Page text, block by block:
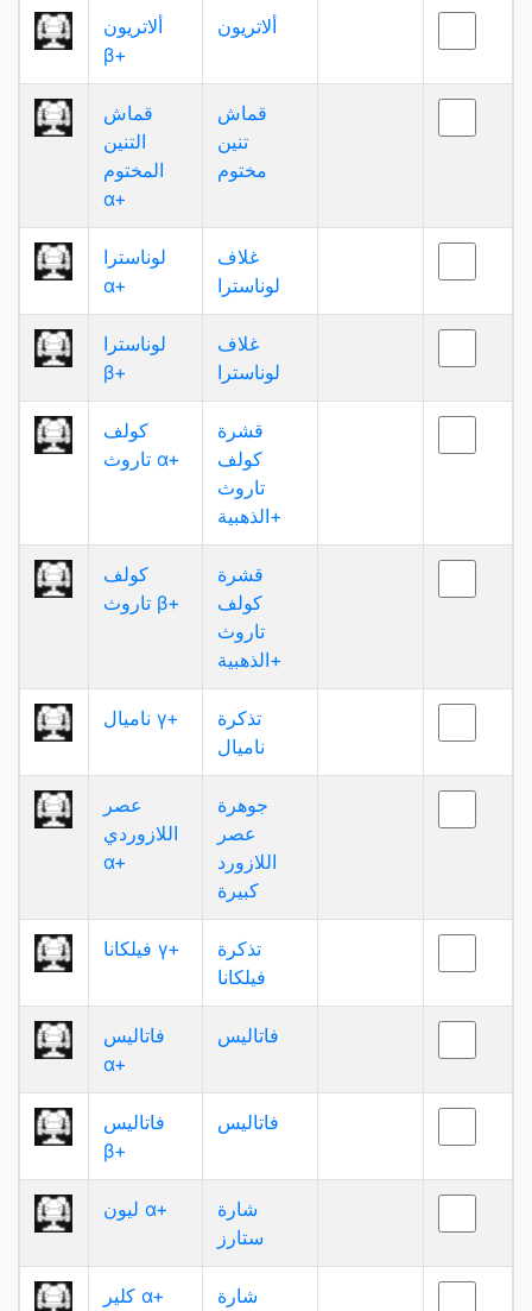
ألاتريون
β+
ألاتريون
قماش
التنين
المختوم
α+
قماش
تنين
مختوم
لوناسترا
α+
غلاف
لوناسترا
لوناسترا
β+
غلاف
لوناسترا
كولف
تاروث α+
قشرة
كولف
تاروث
الذهبية+
كولف
تاروث β+
قشرة
كولف
تاروث
الذهبية+
ناميال γ+
تذكرة
ناميال
عصر
اللازوردي
α+
جوهرة
عصر
اللازورد
كبيرة
فيلكانا γ+
تذكرة
فيلكانا
فاتاليس
α+
فاتاليس
فاتاليس
β+
فاتاليس
ليون α+
شارة
ستارز
كلير α+
شارة